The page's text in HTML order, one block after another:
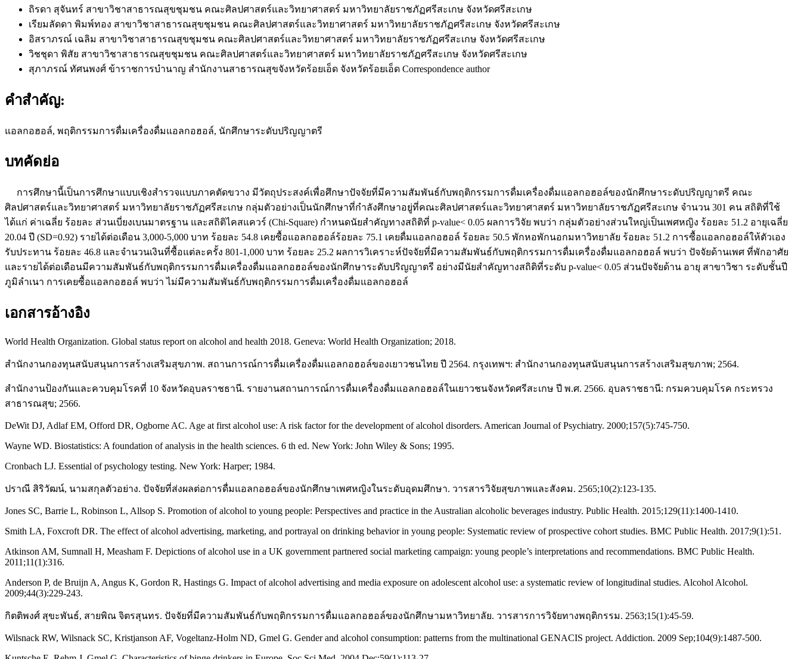
ถิรดา สุจันทร์ สาขาวิชาสาธารณสุขชุมชน คณะศิลปศาสตร์และวิทยาศาสตร์ มหาวิทยาลัยราชภัฏศรีสะเกษ จังหวัดศรีสะเกษ
เรียมลัดดา พิมพ์ทอง สาขาวิชาสาธารณสุขชุมชน คณะศิลปศาสตร์และวิทยาศาสตร์ มหาวิทยาลัยราชภัฏศรีสะเกษ จังหวัดศรีสะเกษ
อิสราภรณ์ เฉลิม สาขาวิชาสาธารณสุขชุมชน คณะศิลปศาสตร์และวิทยาศาสตร์ มหาวิทยาลัยราชภัฏศรีสะเกษ จังหวัดศรีสะเกษ
วิชชุดา พิสัย สาขาวิชาสาธารณสุขชุมชน คณะศิลปศาสตร์และวิทยาศาสตร์ มหาวิทยาลัยราชภัฏศรีสะเกษ จังหวัดศรีสะเกษ
สุภาภรณ์ ทัศนพงศ์ ข้าราชการบำนาญ สำนักงานสาธารณสุขจังหวัดร้อยเอ็ด จังหวัดร้อยเอ็ด Correspondence author
คำสำคัญ:
แอลกอฮอล์, พฤติกรรมการดื่มเครื่องดื่มแอลกอฮอล์, นักศึกษาระดับปริญญาตรี
บทคัดย่อ
การศึกษานี้เป็นการศึกษาแบบเชิงสำรวจแบบภาคตัดขวาง มีวัตถุประสงค์เพื่อศึกษาปัจจัยที่มีความสัมพันธ์กับพฤติกรรมการดื่มเครื่องดื่มแอลกอฮอล์ของนักศึกษาระดับปริญญาตรี คณะ
ศิลปศาสตร์และวิทยาศาสตร์ มหาวิทยาลัยราชภัฏศรีสะเกษ กลุ่มตัวอย่างเป็นนักศึกษาที่กำลังศึกษาอยู่ที่คณะศิลปศาสตร์และวิทยาศาสตร์ มหาวิทยาลัยราชภัฏศรีสะเกษ จำนวน 301 คน สถิติที่ใช้
ได้แก่ ค่าเฉลี่ย ร้อยละ ส่วนเบี่ยงเบนมาตรฐาน และสถิติไคสแควร์ (Chi-Square) กำหนดนัยสำคัญทางสถิติที่ p-value< 0.05 ผลการวิจัย พบว่า กลุ่มตัวอย่างส่วนใหญ่เป็นเพศหญิง ร้อยละ 51.2 อายุเฉลี่ย
20.04 ปี (SD=0.92) รายได้ต่อเดือน 3,000-5,000 บาท ร้อยละ 54.8 เคยซื้อแอลกอฮอล์ร้อยละ 75.1 เคยดื่มแอลกอฮอล์ ร้อยละ 50.5 พักหอพักนอกมหาวิทยาลัย ร้อยละ 51.2 การซื้อแอลกอฮอล์ให้ตัวเอง
รับประทาน ร้อยละ 46.8 และจำนวนเงินที่ซื้อแต่ละครั้ง 801-1,000 บาท ร้อยละ 25.2 ผลการวิเคราะห์ปัจจัยที่มีความสัมพันธ์กับพฤติกรรมการดื่มเครื่องดื่มแอลกอฮอล์ พบว่า ปัจจัยด้านเพศ ที่พักอาศัย
และรายได้ต่อเดือนมีความสัมพันธ์กับพฤติกรรมการดื่มเครื่องดื่มแอลกอฮอล์ของนักศึกษาระดับปริญญาตรี อย่างมีนัยสำคัญทางสถิติที่ระดับ p-value< 0.05 ส่วนปัจจัยด้าน อายุ สาขาวิชา ระดับชั้นปี
ภูมิลำเนา การเคยซื้อแอลกอฮอล์ พบว่า ไม่มีความสัมพันธ์กับพฤติกรรมการดื่มเครื่องดื่มแอลกอฮอล์
เอกสารอ้างอิง
World Health Organization. Global status report on alcohol and health 2018. Geneva: World Health Organization; 2018.
สำนักงานกองทุนสนับสนุนการสร้างเสริมสุขภาพ. สถานการณ์การดื่มเครื่องดื่มแอลกอฮอล์ของเยาวชนไทย ปี 2564. กรุงเทพฯ: สำนักงานกองทุนสนับสนุนการสร้างเสริมสุขภาพ; 2564.
สำนักงานป้องกันและควบคุมโรคที่ 10 จังหวัดอุบลราชธานี. รายงานสถานการณ์การดื่มเครื่องดื่มแอลกอฮอล์ในเยาวชนจังหวัดศรีสะเกษ ปี พ.ศ. 2566. อุบลราชธานี: กรมควบคุมโรค กระทรวง
สาธารณสุข; 2566.
DeWit DJ, Adlaf EM, Offord DR, Ogborne AC. Age at first alcohol use: A risk factor for the development of alcohol disorders. American Journal of Psychiatry. 2000;157(5):745-750.
Wayne WD. Biostatistics: A foundation of analysis in the health sciences. 6 th ed. New York: John Wiley & Sons; 1995.
Cronbach LJ. Essential of psychology testing. New York: Harper; 1984.
ปราณี สิริวัฒน์, นามสกุลตัวอย่าง. ปัจจัยที่ส่งผลต่อการดื่มแอลกอฮอล์ของนักศึกษาเพศหญิงในระดับอุดมศึกษา. วารสารวิจัยสุขภาพและสังคม. 2565;10(2):123-135.
Jones SC, Barrie L, Robinson L, Allsop S. Promotion of alcohol to young people: Perspectives and practice in the Australian alcoholic beverages industry. Public Health. 2015;129(11):1400-1410.
Smith LA, Foxcroft DR. The effect of alcohol advertising, marketing, and portrayal on drinking behavior in young people: Systematic review of prospective cohort studies. BMC Public Health. 2017;9(1):51.
Atkinson AM, Sumnall H, Measham F. Depictions of alcohol use in a UK government partnered social marketing campaign: young people’s interpretations and recommendations. BMC Public Health.
2011;11(1):316.
Anderson P, de Bruijn A, Angus K, Gordon R, Hastings G. Impact of alcohol advertising and media exposure on adolescent alcohol use: a systematic review of longitudinal studies. Alcohol Alcohol.
2009;44(3):229-243.
กิตติพงศ์ สุขะพันธ์, สายพิณ จิตรสุนทร. ปัจจัยที่มีความสัมพันธ์กับพฤติกรรมการดื่มแอลกอฮอล์ของนักศึกษามหาวิทยาลัย. วารสารการวิจัยทางพฤติกรรม. 2563;15(1):45-59.
Wilsnack RW, Wilsnack SC, Kristjanson AF, Vogeltanz-Holm ND, Gmel G. Gender and alcohol consumption: patterns from the multinational GENACIS project. Addiction. 2009 Sep;104(9):1487-500.